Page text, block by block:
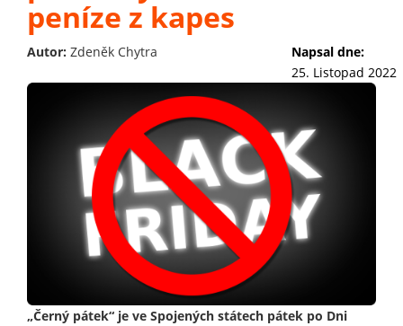
peníze z kapes
Autor: Zdeněk Chytra
Napsal dne:
25. Listopad 2022
„Černý pátek“ je ve Spojených státech pátek po Dni